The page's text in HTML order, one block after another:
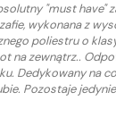
"must have"
wykonana z
poliestru o
na zewnątrz..
Dedykowany na
Pozostaje